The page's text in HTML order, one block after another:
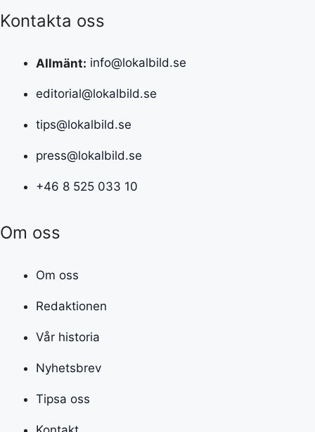
Kontakta oss
Allmänt: info@lokalbild.se
editorial@lokalbild.se
tips@lokalbild.se
press@lokalbild.se
+46 8 525 033 10
Om oss
Om oss
Redaktionen
Vår historia
Nyhetsbrev
Tipsa oss